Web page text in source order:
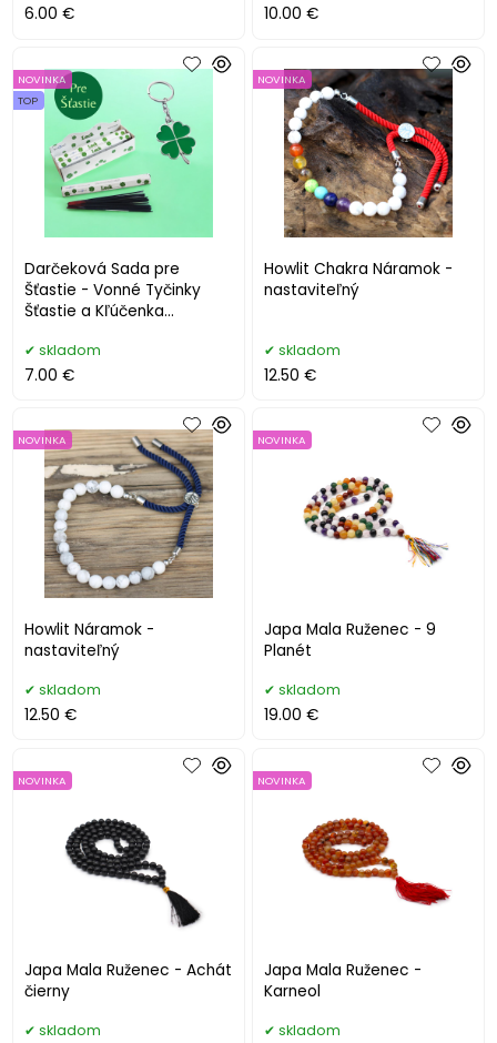
6.00 € 10.00 €
Darčeková Sada pre
Šťastie - Vonné Tyčinky
Šťastie a Kľúčenka
NOVINKA
TOP
skladom
7.00 €
Howlit Chakra Náramok -
nastaviteľný
NOVINKA
skladom
12.50 €
Howlit Náramok -
nastaviteľný
NOVINKA
skladom
12.50 €
Japa Mala Ruženec - 9
Planét
NOVINKA
skladom
19.00 €
Japa Mala Ruženec - Achát
čierny
NOVINKA
skladom
Japa Mala Ruženec -
Karneol
NOVINKA
skladom